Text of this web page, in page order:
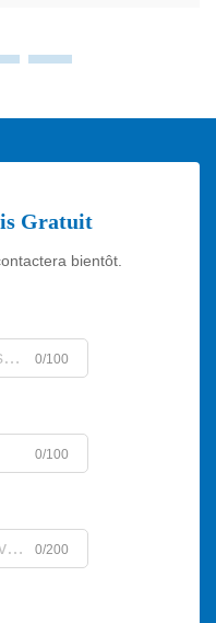
Gratuit
bientôt.
0/100
0/100
0/200